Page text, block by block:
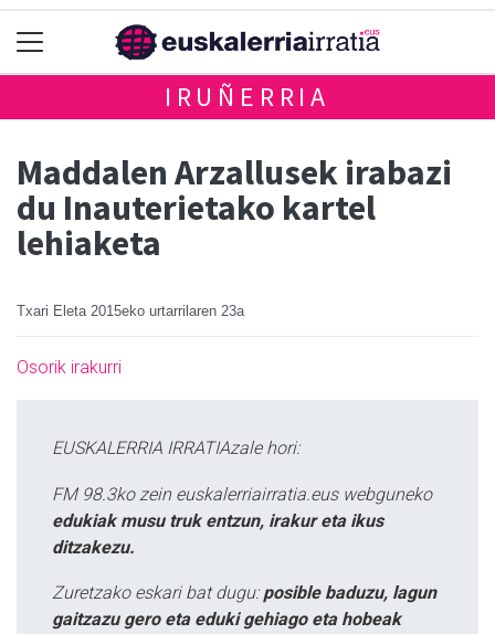
IRUÑERRIA
Maddalen Arzallusek irabazi
du Inauterietako kartel
lehiaketa
Txari Eleta 2015eko urtarrilaren 23a
Osorik irakurri
EUSKALERRIA IRRATIAzale hori:
FM 98.3ko zein euskalerriairratia.eus webguneko
edukiak musu truk entzun, irakur eta ikus
ditzakezu.
Zuretzako eskari bat dugu: posible baduzu, lagun
gaitzazu gero eta eduki gehiago eta hobeak